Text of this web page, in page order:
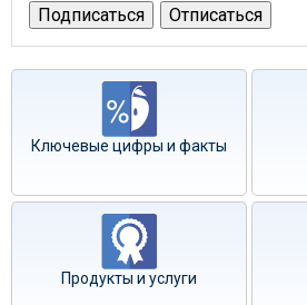
Ключевые цифры и факты
Продукты и услуги